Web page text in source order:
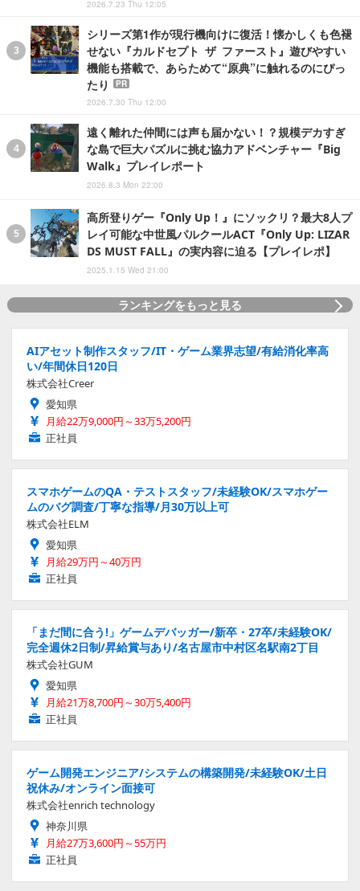
2026.7.23 Thu 12:05
シリーズ第1作が現行機向けに復活！懐かしくも色褪
せない『カルドセプト ザ ファースト』遊びやすい
機能も搭載で、あらためて“原典”に触れるのにぴっ
たり
PR
2026.7.30 Thu 12:00
遠く離れた仲間には声も届かない！？規模デカすぎ
な島で巨大パズルに挑む協力アドベンチャー『Big
Walk』プレイレポート
2026.8.3 Mon 22:00
高所登りゲー『Only Up！』にソックリ？最大8人プ
レイ可能な中世風パルクールACT『Only Up: LIZAR
DS MUST FALL』の実内容に迫る【プレイレポ】
2025.1.15 Wed 21:00
ランキングをもっと見る
AIアセット制作スタッフ/IT・ゲーム業界志望/有給消化率高
い/年間休日120日
株式会社Creer
愛知県
月給22万9,000円～33万5,200円
正社員
スマホゲームのQA・テストスタッフ/未経験OK/スマホゲー
ムのバグ調査/丁寧な指導/月30万以上可
株式会社ELM
愛知県
月給29万円～40万円
正社員
「まだ間に合う!」ゲームデバッガー/新卒・27卒/未経験OK/
完全週休2日制/昇給賞与あり/名古屋市中村区名駅南2丁目
株式会社GUM
愛知県
月給21万8,700円～30万5,400円
正社員
ゲーム開発エンジニア/システムの構築開発/未経験OK/土日
祝休み/オンライン面接可
株式会社enrich technology
神奈川県
月給27万3,600円～55万円
正社員